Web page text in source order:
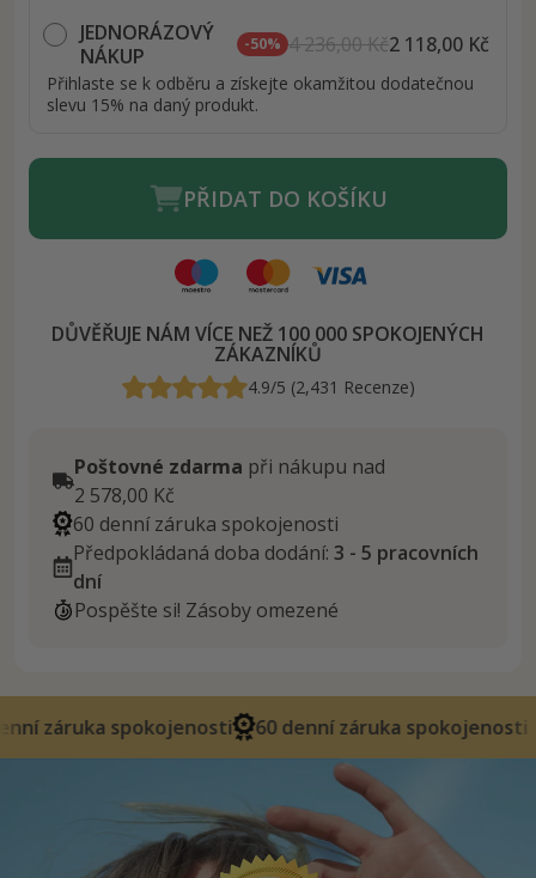
JEDNORÁZOVÝ
NÁKUP
-50% 4 236,00 Kč2 118,00 Kč
Přihlaste se k odběru a získejte okamžitou dodatečnou
slevu 15% na daný produkt.
PŘIDAT DO KOŠÍKU
DŮVĚŘUJE NÁM VÍCE NEŽ 100 000 SPOKOJENÝCH
ZÁKAZNÍKŮ
4.9/5 (2,431 Recenze)
Poštovné zdarma při nákupu nad
2 578,00 Kč
60 denní záruka spokojenosti
Předpokládaná doba dodání: 3 - 5 pracovních
dní
Pospěšte si! Zásoby omezené
60 denní záruka spokojenosti 60